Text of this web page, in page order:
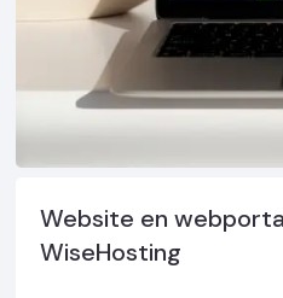
Website en
WiseHosting